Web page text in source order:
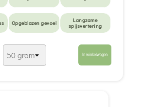
Opgeblazen gevoel
Langzame
spijsvertering
In winkelwagen